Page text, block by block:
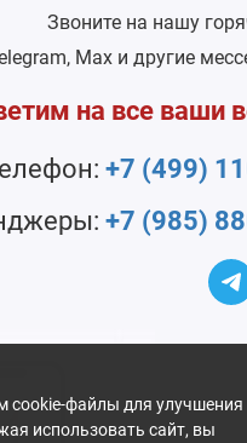
Звоните на нашу
Max и другие
на все ваши
+7 (499)
+7 (985)
cookie-файлы для
использовать сайт, вы